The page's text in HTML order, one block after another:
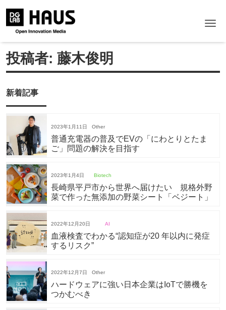
投稿者: 藤木俊明
新着記事
2023年1月11日 Other
普通充電器の普及でEVの「にわとりとたま
ご」問題の解決を目指す
2023年1月4日 Biotech
長崎県平戸市から世界へ届けたい 規格外野
菜で作った無添加の野菜シート「ベジート」
2022年12月20日 AI
血液検査でわかる“認知症が20 年以内に発症
するリスク”
2022年12月7日 Other
ハードウェアに強い日本企業はIoTで勝機を
つかむべき